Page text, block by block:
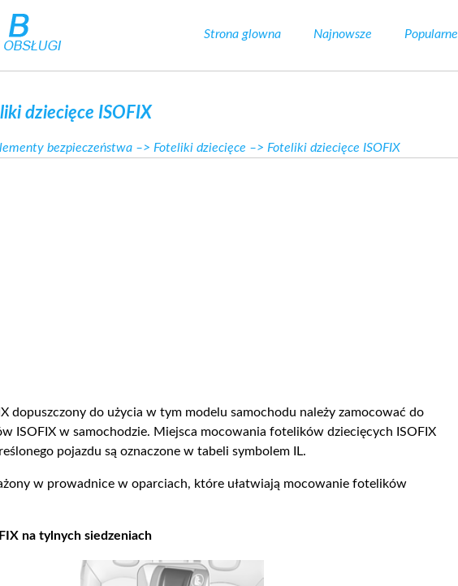
Strona glowna Najnowsze Popularne
dziecięce ISOFIX
bezpieczeństwa –> Foteliki dziecięce –> Foteliki dziecięce ISOFIX
dopuszczony do użycia w tym modelu samochodu należy zamocować do
ISOFIX w samochodzie. Miejsca mocowania fotelików dziecięcych ISOFIX
pojazdu są oznaczone w tabeli symbolem IL.
w prowadnice w oparciach, które ułatwiają mocowanie fotelików
na tylnych siedzeniach